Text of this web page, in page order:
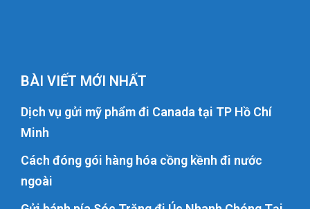
BÀI VIẾT MỚI NHẤT
Dịch vụ gửi mỹ phẩm đi Canada tại TP Hồ Chí
Minh
Cách đóng gói hàng hóa cồng kềnh đi nước
ngoài